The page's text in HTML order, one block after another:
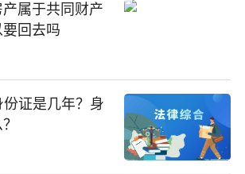
属于共同财产
回去吗
证是几年？身